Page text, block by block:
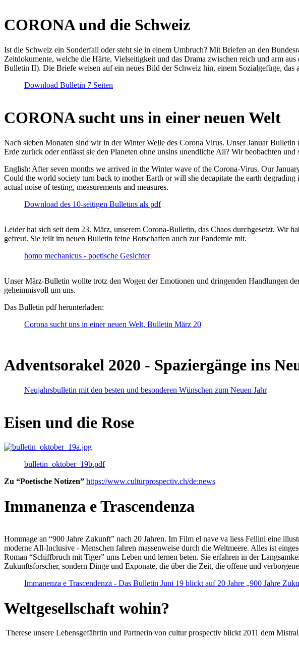
CORONA und die Schweiz
Ist die Schweiz ein Sonderfall oder steht sie in einem Umbruch? Mit Briefen an den
Zeitdokumente, welche die Härte, Vielseitigkeit und das Drama zwischen reich und arm
Bulletin II). Die Briefe weisen auf ein neues Bild der Schweiz hin, einem Sozialgefüge, das
Download Bulletin 7 Seiten
CORONA sucht uns in einer neuen Welt
Nach sieben Monaten sind wir in der Winter Welle des Corona Virus. Unser Januar
Erde zurück oder entlässt sie den Planeten ohne unsins unendliche All? Wir beobachten
English: After seven months we arrived in the Winter wave of the Corona-Virus. Our
Could the world society turn back to mother Earth or will she decapitate the earth
actual noise of testing, measurements and measures.
Download des 10-seitigen Bulletins als pdf
Leider hat sich seit dem 23. März, unserem Corona-Bulletin, das Chaos durchgesetzt. Wir
gefreut. Sie teilt im neuen Bulletin feine Botschaften auch zur Pandemie mit.
homo mechanicus - poetische Gesichter
Unser März-Bulletin wollte trotz den Wogen der Emotionen und dringenden Handlungen
geheimnisvoll um uns.
Das Bulletin pdf herunterladen:
Corona sucht uns in einer neuen Welt, Bulletin März 20
Adventsorakel 2020 - Spaziergänge ins
Neujahrsbulletin mit den besten und besonderen Wünschen zum Neuen Jahr
Eisen und die Rose
bulletin_oktober_19b.pdf
Zu “Poetische Notizen” https://www.culturprospectiv.ch/de:news
Immanenza e Trascendenza
Hommage an “900 Jahre Zukunft” nach 20 Jahren. Im Film el nave va liess Fellini eine
moderne All-Inclusive - Menschen fahren massenweise durch die Weltmeere. Alles ist
Roman “Schiffbruch mit Tiger” ums Leben und lernen beten. Sie erfahren in der
Zukunftsforscher, sondern Dinge und Exponate, die über die Zeit, die offene und
Immanenza e Trascendenza - Das Bulletin Juni 19 blickt auf 20 Jahre „900 Jahre
Weltgesellschaft wohin?
Therese unsere Lebensgefährtin und Partnerin von cultur prospectiv blickt 2011 dem